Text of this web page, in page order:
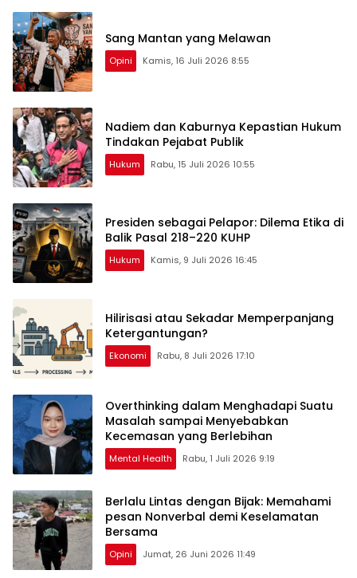
Sang Mantan yang Melawan
Opini Kamis, 16 Juli 2026 8:55
Nadiem dan Kaburnya Kepastian Hukum
Tindakan Pejabat Publik
Hukum Rabu, 15 Juli 2026 10:55
Presiden sebagai Pelapor: Dilema Etika di
Balik Pasal 218–220 KUHP
Hukum Kamis, 9 Juli 2026 16:45
Hilirisasi atau Sekadar Memperpanjang
Ketergantungan?
Ekonomi Rabu, 8 Juli 2026 17:10
Overthinking dalam Menghadapi Suatu
Masalah sampai Menyebabkan
Kecemasan yang Berlebihan
Mental Health Rabu, 1 Juli 2026 9:19
Berlalu Lintas dengan Bijak: Memahami
pesan Nonverbal demi Keselamatan
Bersama
Opini Jumat, 26 Juni 2026 11:49